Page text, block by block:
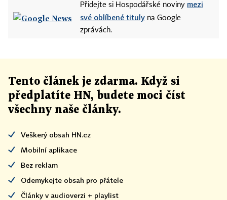
Přidejte si Hospodářské noviny mezi
své oblíbené tituly na Google
zprávách.
Tento článek je zdarma. Když si
předplatíte HN, budete moci číst
všechny naše články.
Veškerý obsah HN.cz
Mobilní aplikace
Bez reklam
Odemykejte obsah pro přátele
Články v audioverzi + playlist